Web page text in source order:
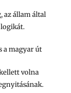
, az állam által
a magyar út
volna